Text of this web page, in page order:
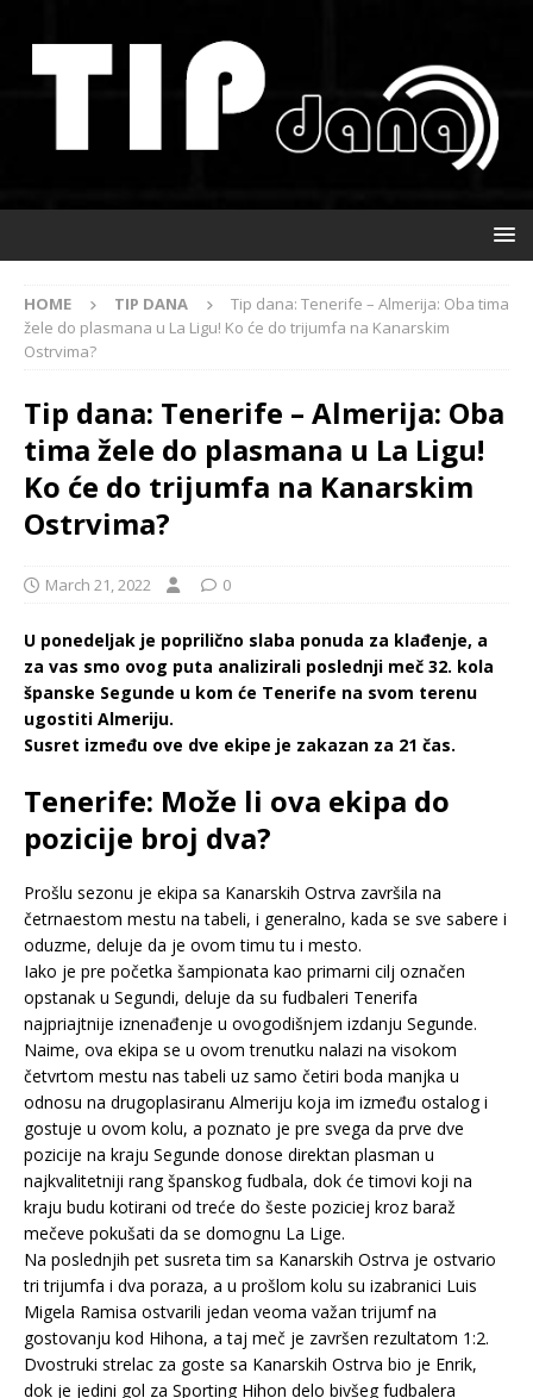
HOME TIP DANA
Tip dana: Tenerife – Almerija: Oba tima
žele do plasmana u La Ligu! Ko će do trijumfa na Kanarskim
Ostrvima?
Tip dana: Tenerife – Almerija: Oba
tima žele do plasmana u La Ligu!
Ko će do trijumfa na Kanarskim
Ostrvima?
March 21, 2022 0
U ponedeljak je poprilično slaba ponuda za klađenje, a
za vas smo ovog puta analizirali poslednji meč 32. kola
španske Segunde u kom će Tenerife na svom terenu
ugostiti Almeriju.
Susret između ove dve ekipe je zakazan za 21 čas.
Tenerife: Može li ova ekipa do
pozicije broj dva?
Prošlu sezonu je ekipa sa Kanarskih Ostrva završila na
četrnaestom mestu na tabeli, i generalno, kada se sve sabere i
oduzme, deluje da je ovom timu tu i mesto.
Iako je pre početka šampionata kao primarni cilj označen
opstanak u Segundi, deluje da su fudbaleri Tenerifa
najpriajtnije iznenađenje u ovogodišnjem izdanju Segunde.
Naime, ova ekipa se u ovom trenutku nalazi na visokom
četvrtom mestu nas tabeli uz samo četiri boda manjka u
odnosu na drugoplasiranu Almeriju koja im između ostalog i
gostuje u ovom kolu, a poznato je pre svega da prve dve
pozicije na kraju Segunde donose direktan plasman u
najkvalitetniji rang španskog fudbala, dok će timovi koji na
kraju budu kotirani od treće do šeste poziciej kroz baraž
mečeve pokušati da se domognu La Lige.
Na poslednjih pet susreta tim sa Kanarskih Ostrva je ostvario
tri trijumfa i dva poraza, a u prošlom kolu su izabranici Luis
Migela Ramisa ostvarili jedan veoma važan trijumf na
gostovanju kod Hihona, a taj meč je završen rezultatom 1:2.
Dvostruki strelac za goste sa Kanarskih Ostrva bio je Enrik,
dok je jedini gol za Sporting Hihon delo bivšeg fudbalera